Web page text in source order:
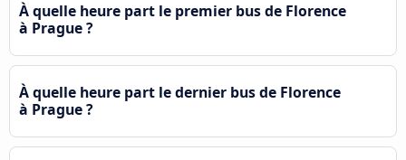
À quelle heure part le premier bus de Florence
à Prague ?
À quelle heure part le dernier bus de Florence
à Prague ?